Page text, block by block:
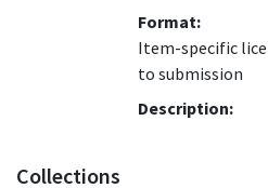
Format:
Item-specific
to submission
Description:
Collections